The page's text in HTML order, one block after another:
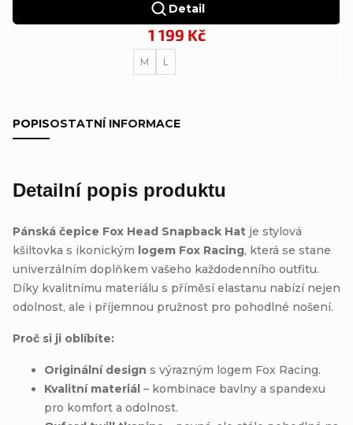
1 199 Kč
Detail
M L
POPISOSTATNÍ INFORMACE
Detailní popis produktu
Pánská čepice Fox Head Snapback Hat je stylová
kšiltovka s ikonickým logem Fox Racing, která se stane
univerzálním doplňkem vašeho každodenního outfitu.
Díky kvalitnímu materiálu s příměsí elastanu nabízí nejen
odolnost, ale i příjemnou pružnost pro pohodlné nošení.
Proč si ji oblíbíte:
Originální design s výrazným logem Fox Racing.
Kvalitní materiál – kombinace bavlny a spandexu
pro komfort a odolnost.